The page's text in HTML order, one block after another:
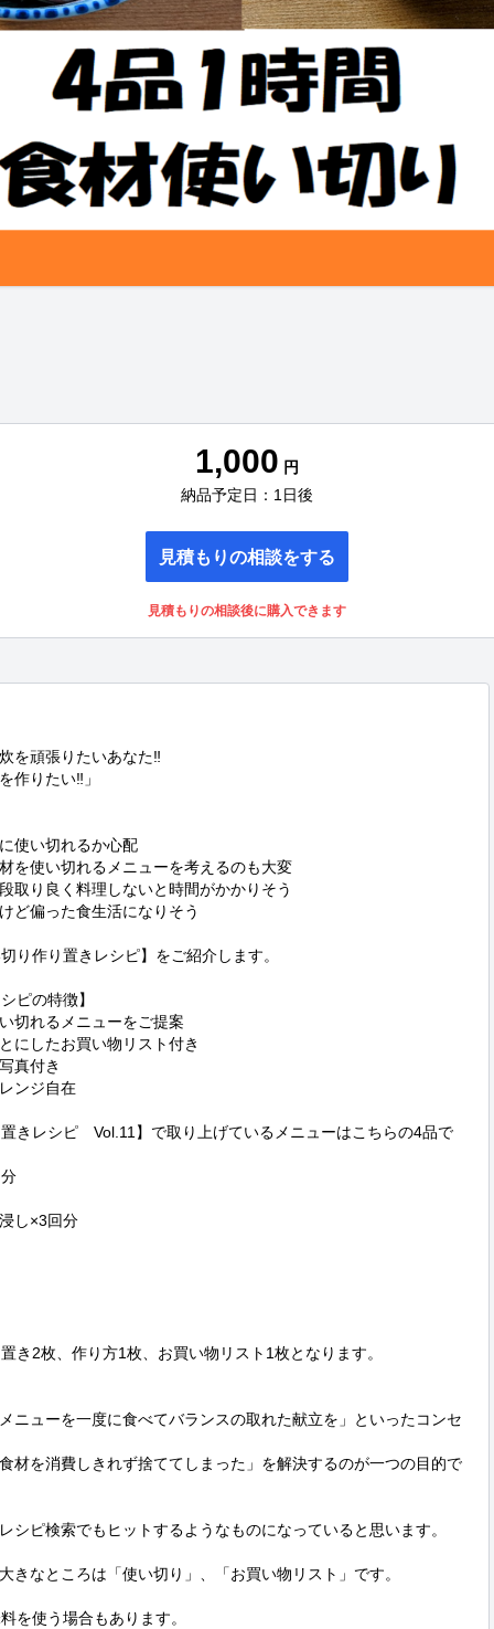
1,000 円
納品予定日：1日後
見積もりの相談をする
見積もりの相談後に購入できます
を頑張りたいあなた‼
作りたい‼」
使い切れるか心配
を使い切れるメニューを考えるのも大変
取り良く料理しないと時間がかかりそう
ど偏った食生活になりそう
り作り置きレシピ】をご紹介します。
ピの特徴】
切れるメニューをご提案
にしたお買い物リスト付き
真付き
ンジ自在
きレシピ　Vol.11】で取り上げているメニューはこちらの4品で
し×3回分
き2枚、作り方1枚、お買い物リスト1枚となります。
ニューを一度に食べてバランスの取れた献立を」といったコンセ
材を消費しきれず捨ててしまった」を解決するのが一つの目的で
シピ検索でもヒットするようなものになっていると思います。
きなところは「使い切り」、「お買い物リスト」です。
を使う場合もあります。